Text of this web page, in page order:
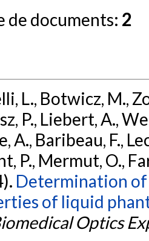
de documents: 2
L., Botwicz, M.,
P., Liebert, A.,
A., Baribeau, F.,
P., Mermut, O.,
Determination
of liquid
Optics